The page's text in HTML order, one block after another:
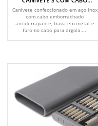
EMBORRACHADO E BAINHA
EM COURO
Canivete confeccionado em aço inox
com cabo emborrachado
antiderrapante, trava em metal e
furo no cabo para argola....